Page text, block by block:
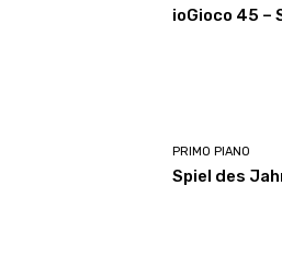
ioGioco 45 –
PRIMO PIANO
Spiel des